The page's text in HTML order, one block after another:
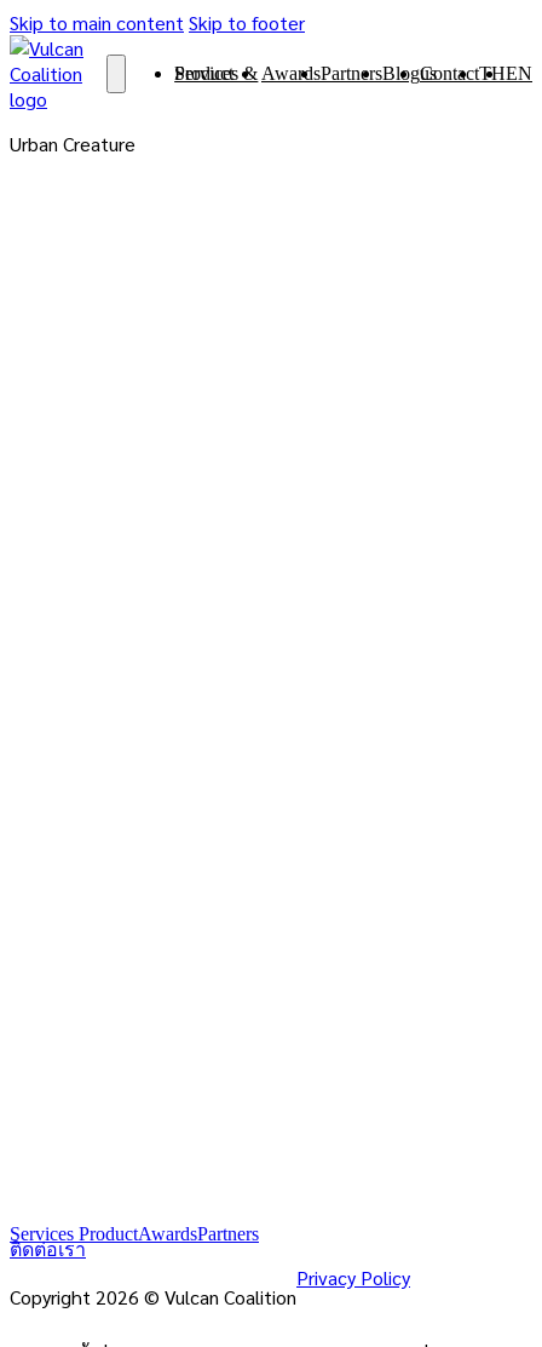
Skip to main content Skip to footer
Services & Product AwardsPartnersBlogContact us THEN
Urban Creature
Services ProductAwardsPartners
ติดต่อเรา
Copyright 2026 © Vulcan Coalition
Privacy Policy